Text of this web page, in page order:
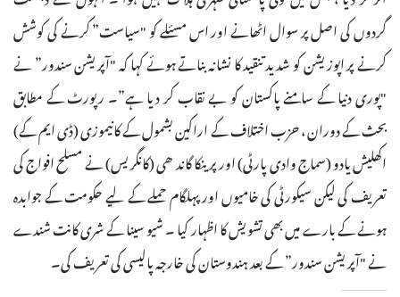
گردوں کی اصل پر سوال اٹھانے اور اس مسئلے کو "سیاست” کرنے کی کوشش
کرنے پر اپوزیشن کو شدید تنقید کا نشانہ بناتے ہوئے کہا کہ "آپریشن سندور” نے
"پوری دنیا کے سامنے پاکستان کو بے نقاب کر دیا ہے”۔ رپورٹ کے مطابق
بحث کے دوران ، حزب اختلاف کے اراکین بشمول کے کانیموزی (ڈی ایم کے)
اکھلیش یادو (سماج وادی پارٹی) اور پرینکا گاندھی (کانگریس) نے مسلح افواج کی
تعریف کی لیکن سیکورٹی کی خامیوں اور پہلگام حملے کے لیے حکومت کے جوابدہ
ہونے کے بارے میں بھی تشویش کا اظہار کیا ۔ شیو سینا کے شری کانت شندے
نے "آپریشن سندور” کے بعد ہندوستان کی خارجہ پالیسی کی تعریف کی۔